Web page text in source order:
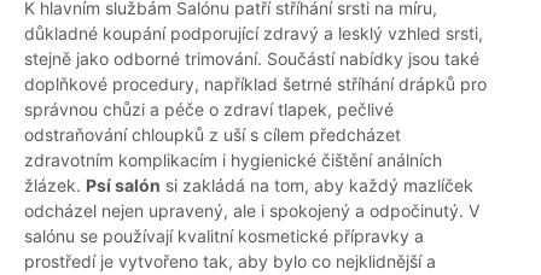
K hlavním službám Salónu patří stříhání srsti na míru,
důkladné koupání podporující zdravý a lesklý vzhled srsti,
stejně jako odborné trimování. Součástí nabídky jsou také
doplňkové procedury, například šetrné stříhání drápků pro
správnou chůzi a péče o zdraví tlapek, pečlivé
odstraňování chloupků z uší s cílem předcházet
zdravotním komplikacím i hygienické čištění análních
žlázek. Psí salón si zakládá na tom, aby každý mazlíček
odcházel nejen upravený, ale i spokojený a odpočinutý. V
salónu se používají kvalitní kosmetické přípravky a
prostředí je vytvořeno tak, aby bylo co nejklidnější a